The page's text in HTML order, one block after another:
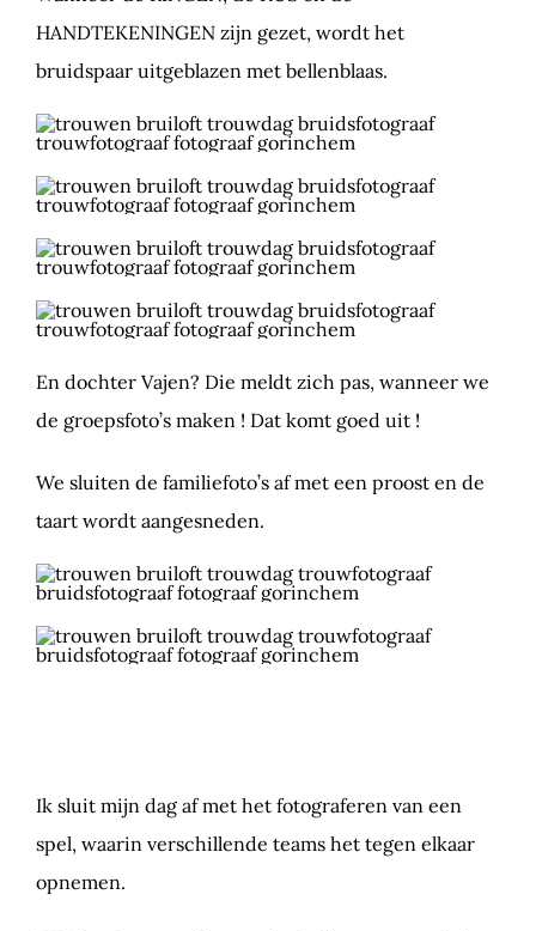
HANDTEKENINGEN zijn gezet, wordt het
bruidspaar uitgeblazen met bellenblaas.
En dochter Vajen? Die meldt zich pas, wanneer we
de groepsfoto’s maken ! Dat komt goed uit !
We sluiten de familiefoto’s af met een proost en de
taart wordt aangesneden.
Ik sluit mijn dag af met het fotograferen van een
spel, waarin verschillende teams het tegen elkaar
opnemen.